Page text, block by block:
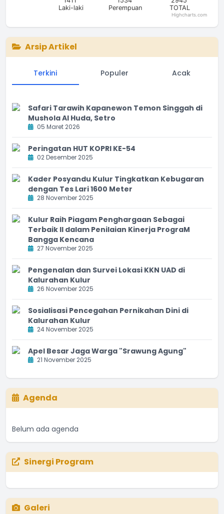
Laki-laki
Perempuan
TOTAL
Highcharts.com
Arsip Artikel
Terkini Populer Acak
Safari Tarawih Kapanewon Temon Singgah di
Mushola Al Huda, Setro
05 Maret 2026
Peringatan HUT KOPRI KE-54
02 Desember 2025
Kader Posyandu Kulur Tingkatkan Kebugaran
dengan Tes Lari 1600 Meter
28 November 2025
Kulur Raih Piagam Penghargaan Sebagai
Terbaik II dalam Penilaian Kinerja PrograM
Bangga Kencana
27 November 2025
Pengenalan dan Survei Lokasi KKN UAD di
Kalurahan Kulur
26 November 2025
Sosialisasi Pencegahan Pernikahan Dini di
Kalurahan Kulur
24 November 2025
Apel Besar Jaga Warga "Srawung Agung"
21 November 2025
Agenda
Belum ada agenda
Sinergi Program
Galeri